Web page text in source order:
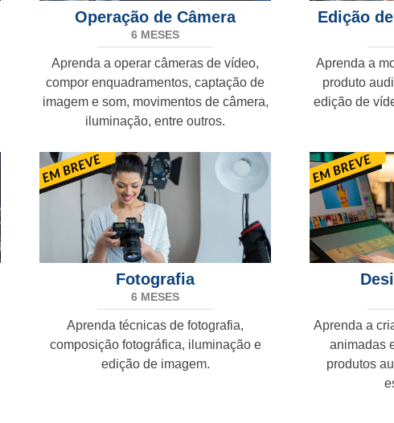
Operação de Câmera
6 MESES
Aprenda a operar câmeras de vídeo,
compor enquadramentos, captação de
imagem e som, movimentos de câmera,
iluminação, entre outros.
Edição
Aprenda a
produto
edição de
Fotografia
6 MESES
Aprenda técnicas de fotografia,
composição fotográfica, iluminação e
edição de imagem.
Aprenda a
animadas
produtos